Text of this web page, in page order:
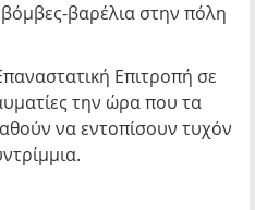
βαρέλια στην πόλη
Επιτροπή σε
την ώρα που τα
να εντοπίσουν τυχόν